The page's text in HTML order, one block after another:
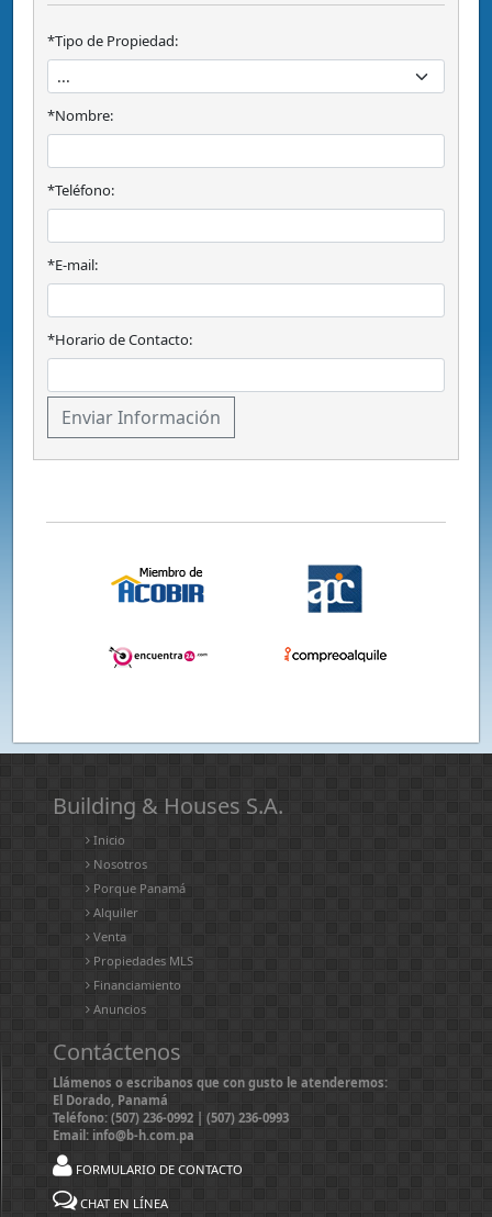
*Tipo de Propiedad:
*Nombre:
*Teléfono:
*E-mail:
*Horario de Contacto:
Building & Houses S.A.
Inicio
Nosotros
Porque Panamá
Alquiler
Venta
Propiedades MLS
Financiamiento
Anuncios
Contáctenos
Llámenos o escribanos que con gusto le atenderemos:
El Dorado, Panamá
Teléfono: (507) 236-0992 | (507) 236-0993
Email: info@b-h.com.pa
FORMULARIO DE CONTACTO
CHAT EN LÍNEA